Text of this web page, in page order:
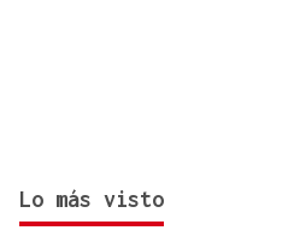
Lo más visto